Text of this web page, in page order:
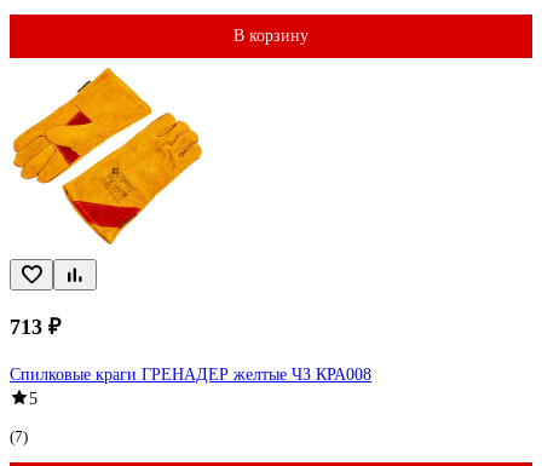
В корзину
713 ₽
Спилковые краги ГРЕНАДЕР желтые ЧЗ КРА008
5
(7)